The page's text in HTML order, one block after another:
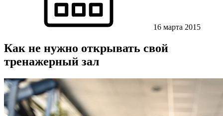
16 марта 2015
Как не нужно открывать свой
тренажерный зал